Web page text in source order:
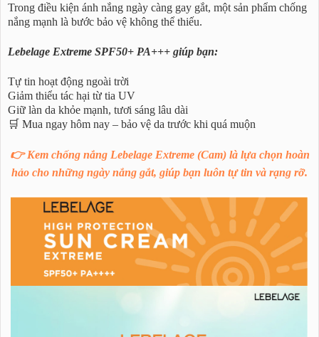
Trong điều kiện ánh nắng ngày càng gay gắt, một sản phẩm chống
nắng mạnh là bước bảo vệ không thể thiếu.
Lebelage Extreme SPF50+ PA+++ giúp bạn:
Tự tin hoạt động ngoài trời
Giảm thiểu tác hại từ tia UV
Giữ làn da khỏe mạnh, tươi sáng lâu dài
🛒 Mua ngay hôm nay – bảo vệ da trước khi quá muộn
👉 Kem chống nắng Lebelage Extreme (Cam) là lựa chọn hoàn
hảo cho những ngày nắng gắt, giúp bạn luôn tự tin và rạng rỡ.